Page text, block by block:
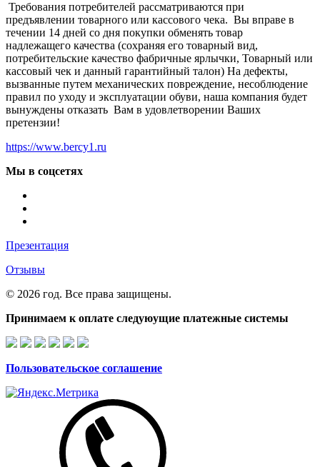
Требования потребителей рассматриваются при
предъявлении товарного или кассового чека. Вы вправе в
течении 14 дней со дня покупки обменять товар
надлежащего качества (сохраняя его товарный вид,
потребительские качество фабричные ярлычки, Товарный или
кассовый чек и данный гарантийный талон) На дефекты,
вызванные путем механических повреждение, несоблюдение
правил по уходу и эксплуатации обуви, наша компания будет
вынуждены отказать Вам в удовлетворении Ваших
претензии!
https://www.bercy1.ru
Мы в соцсетях
Презентация
Отзывы
© 2026 год. Все права защищены.
Принимаем к оплате следуюущие платежные системы
Пользовательское соглашение